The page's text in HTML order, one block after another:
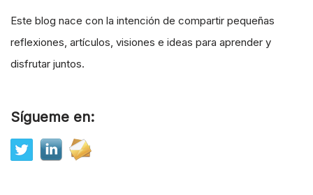
Este blog nace con la intención de compartir pequeñas
reflexiones, artículos, visiones e ideas para aprender y
disfrutar juntos.
Sígueme en: